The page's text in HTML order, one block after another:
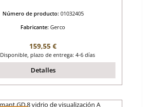
Número de producto: 01032405
Fabricante: Gerco
Precio normal:
159,55 €
Disponible, plazo de entrega: 4-6 días
Detalles